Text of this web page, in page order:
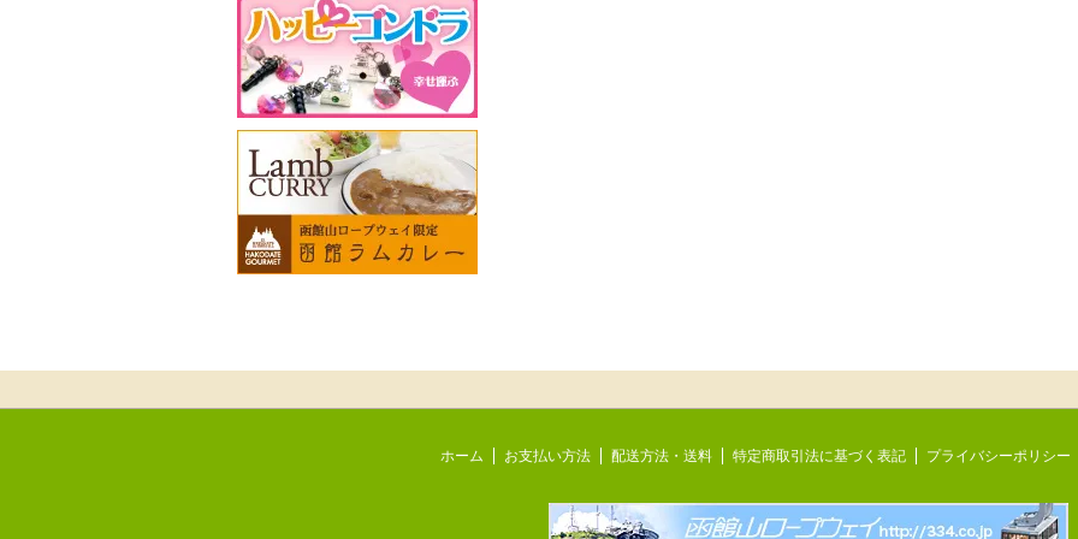
ホーム お支払い方法 配送方法・送料 特定商取引法に基づく表記 プライバシーポリシー